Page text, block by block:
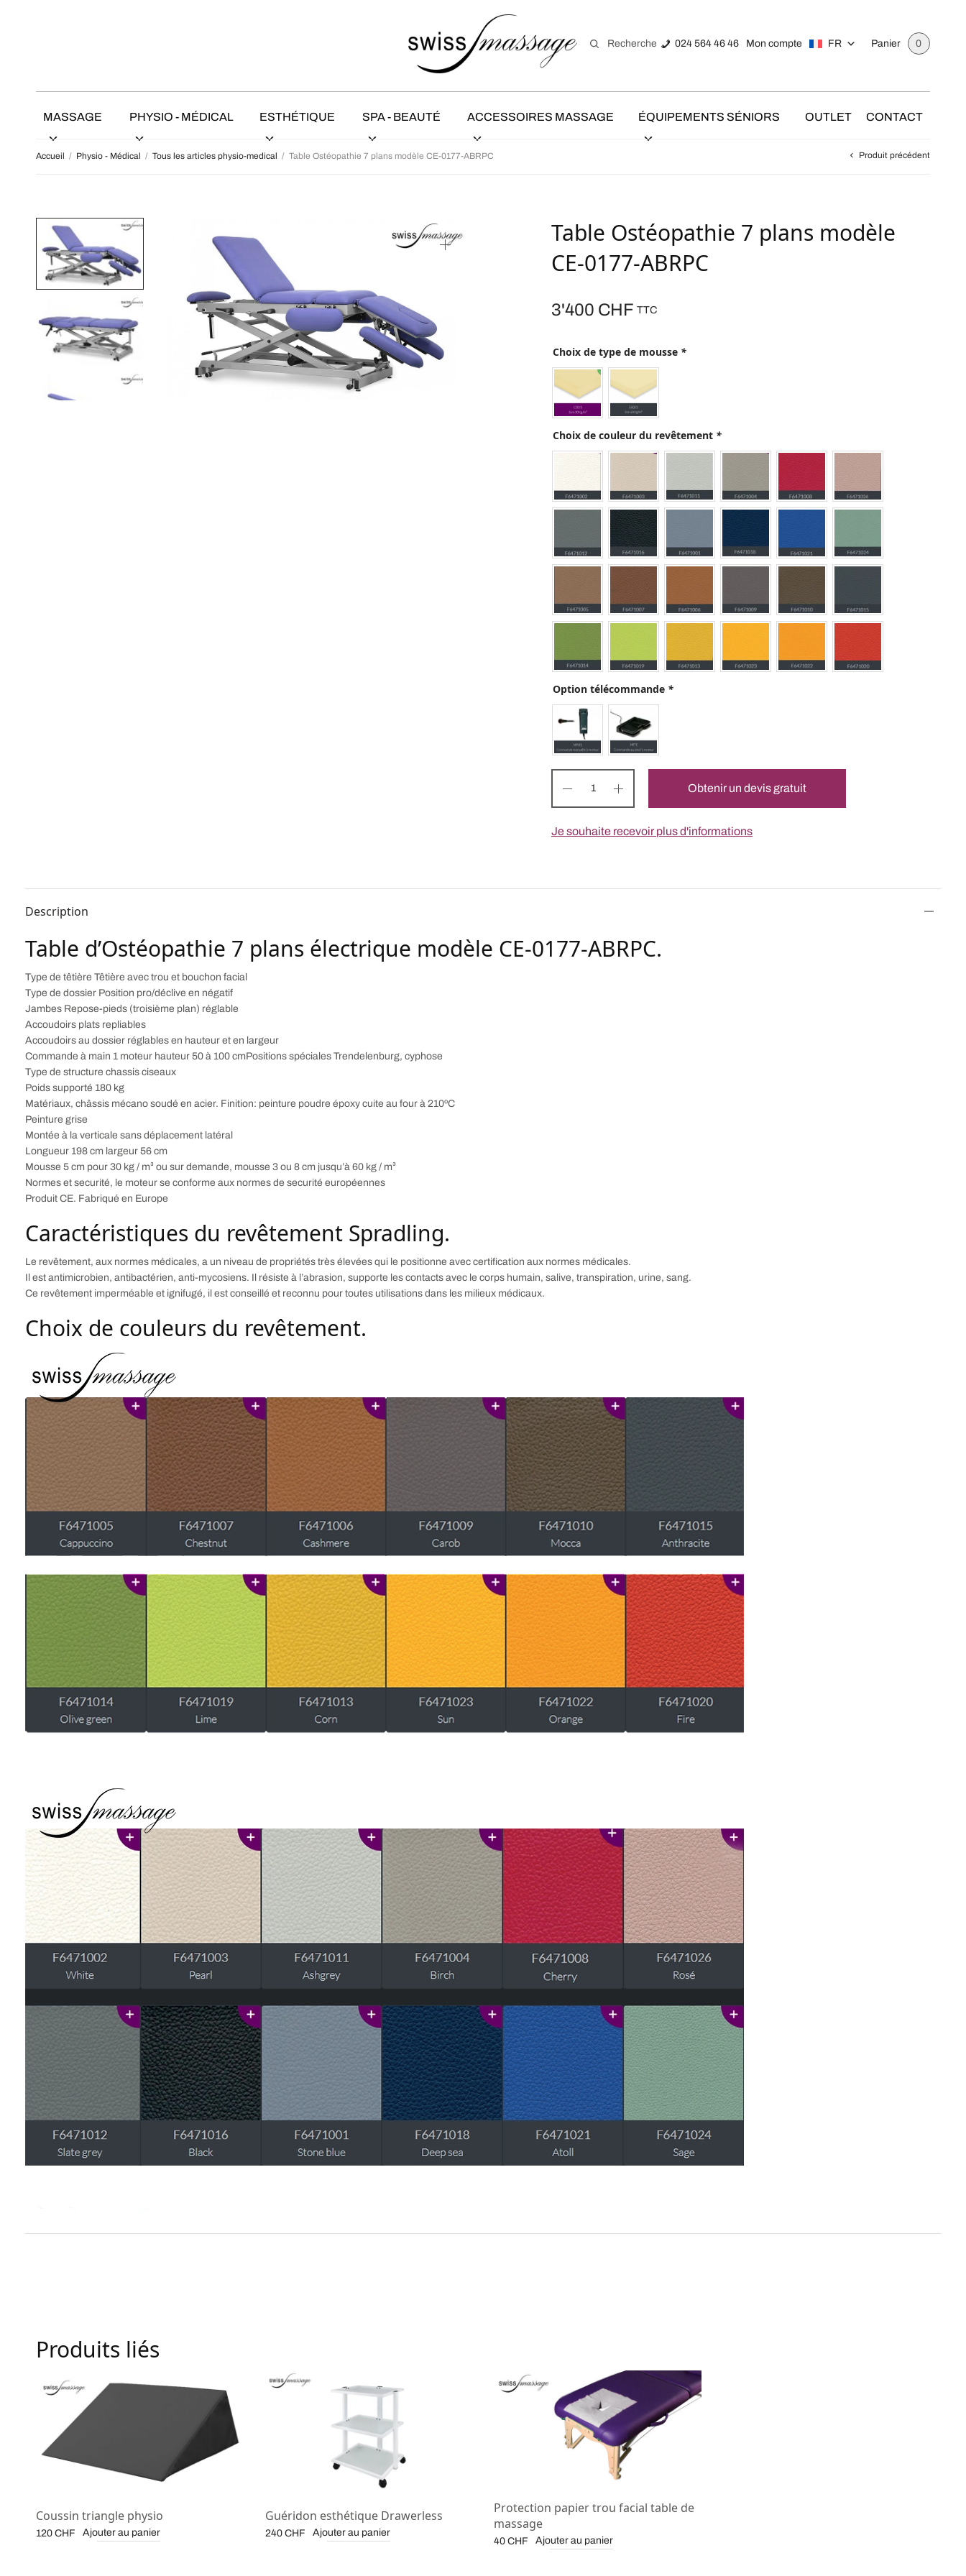
Recherche 024 564 46 46 Mon compte FR Panier 0
MASSAGE PHYSIO - MÉDICAL ESTHÉTIQUE SPA - BEAUTÉ ACCESSOIRES MASSAGE ÉQUIPEMENTS SÉNIORS OUTLET CONTACT
Accueil / Physio - Médical / Tous les articles physio-medical / Table Ostéopathie 7 plans modèle CE-0177-ABRPC Produit précédent
Table Ostéopathie 7 plans modèle
CE-0177-ABRPC
3'400 CHF TTC
Choix de type de mousse *
Choix de couleur du revêtement *
Option télécommande *
Obtenir un devis gratuit
Je souhaite recevoir plus d'informations
Description
Table d’Ostéopathie 7 plans électrique modèle CE-0177-ABRPC.
Type de têtière Têtière avec trou et bouchon facial
Type de dossier Position pro/déclive en négatif
Jambes Repose-pieds (troisième plan) réglable
Accoudoirs plats repliables
Accoudoirs au dossier réglables en hauteur et en largeur
Commande à main 1 moteur hauteur 50 à 100 cmPositions spéciales Trendelenburg, cyphose
Type de structure chassis ciseaux
Poids supporté 180 kg
Matériaux, châssis mécano soudé en acier. Finition: peinture poudre époxy cuite au four à 210ºC
Peinture grise
Montée à la verticale sans déplacement latéral
Longueur 198 cm largeur 56 cm
Mousse 5 cm pour 30 kg / m³ ou sur demande, mousse 3 ou 8 cm jusqu’à 60 kg / m³
Normes et securité, le moteur se conforme aux normes de securité européennes
Produit CE. Fabriqué en Europe
Caractéristiques du revêtement Spradling.
Le revêtement, aux normes médicales, a un niveau de propriétés très élevées qui le positionne avec certification aux normes médicales.
Il est antimicrobien, antibactérien, anti-mycosiens. Il résiste à l’abrasion, supporte les contacts avec le corps humain, salive, transpiration, urine, sang.
Ce revêtement imperméable et ignifugé, il est conseillé et reconnu pour toutes utilisations dans les milieux médicaux.
Choix de couleurs du revêtement.
Produits liés
Coussin triangle physio
120 CHF Ajouter au panier
Guéridon esthétique Drawerless
240 CHF Ajouter au panier
Protection papier trou facial table de
massage
40 CHF Ajouter au panier